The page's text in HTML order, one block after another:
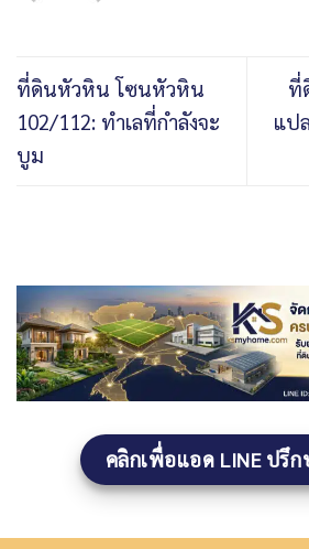
ที่ดินหัวหิน โซนหัวหิน
102/112: ทำเลที่กำลังจะ
บูม
ที่
แป
คลิกเพื่อแอด LINE ปรึ